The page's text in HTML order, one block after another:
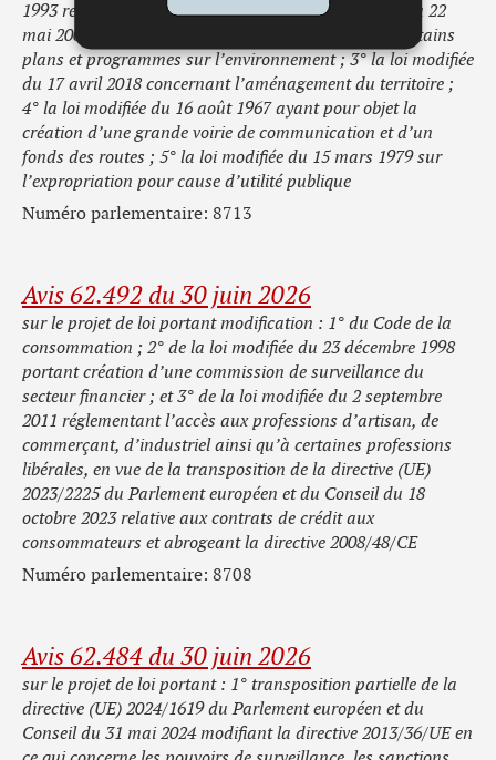
1993 relative aux parcs naturels ; 2° la loi modifiée du 22
mai 2008 relative à l’évaluation des incidences de certains
plans et programmes sur l’environnement ; 3° la loi modifiée
du 17 avril 2018 concernant l’aménagement du territoire ;
4° la loi modifiée du 16 août 1967 ayant pour objet la
création d’une grande voirie de communication et d’un
fonds des routes ; 5° la loi modifiée du 15 mars 1979 sur
l’expropriation pour cause d’utilité publique
Numéro parlementaire: 8713
Avis 62.492 du 30 juin 2026
sur le projet de loi portant modification : 1° du Code de la
consommation ; 2° de la loi modifiée du 23 décembre 1998
portant création d’une commission de surveillance du
secteur financier ; et 3° de la loi modifiée du 2 septembre
2011 réglementant l’accès aux professions d’artisan, de
commerçant, d’industriel ainsi qu’à certaines professions
libérales, en vue de la transposition de la directive (UE)
2023/2225 du Parlement européen et du Conseil du 18
octobre 2023 relative aux contrats de crédit aux
consommateurs et abrogeant la directive 2008/48/CE
Numéro parlementaire: 8708
Avis 62.484 du 30 juin 2026
sur le projet de loi portant : 1° transposition partielle de la
directive (UE) 2024/1619 du Parlement européen et du
Conseil du 31 mai 2024 modifiant la directive 2013/36/UE en